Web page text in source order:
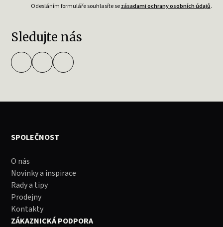
Odesláním formuláře souhlasíte sezásadami ochrany osobních údajů.
Sledujte nás
SPOLEČNOST
O nás
Novinky a inspirace
Rady a tipy
Prodejny
Kontakty
ZÁKAZNICKÁ PODPORA